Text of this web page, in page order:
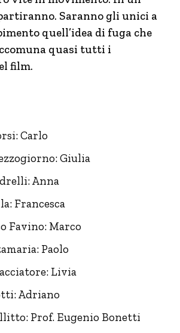
Saranno gli unici a
quell’idea di fuga che
quasi tutti i
film.
Carlo
Giulia
Anna
Francesca
Favino: Marco
Paolo
Livia
Adriano
Prof. Eugenio Bonetti